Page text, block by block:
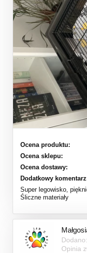
Ocena produktu:
Ocena sklepu:
Ocena dostawy:
Dodatkowy
Super legowisko,
Śliczne materiały
Opinia